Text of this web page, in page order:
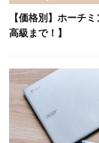
【価格別】ホーチ
高級まで！】